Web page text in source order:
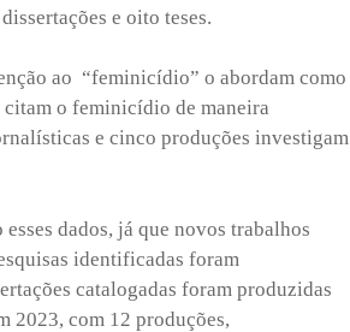
e oito teses.
ao “feminicídio” o abordam como
citam o feminicídio de maneira
e cinco produções investigam
dados, já que novos trabalhos
identificadas foram
catalogadas foram produzidas
2023, com 12 produções,